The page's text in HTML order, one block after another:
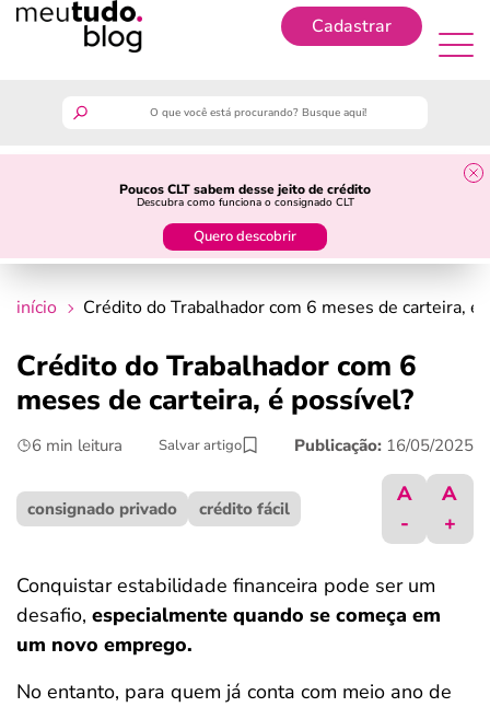
Cadastrar
Poucos CLT sabem desse jeito de crédito
Descubra como funciona o consignado CLT
Quero descobrir
guia do trabalhador
crédito fácil
últimas notícias
ferramentas
início Crédito do Trabalhador com 6 meses de carteira, é
Crédito do Trabalhador com 6
meses de carteira, é possível?
6 min leitura Salvar artigo Publicação: 16/05/2025
consignado privado crédito fácil
A
-
A
+
Conquistar estabilidade financeira pode ser um
desafio, especialmente quando se começa em
um novo emprego.
No entanto, para quem já conta com meio ano de